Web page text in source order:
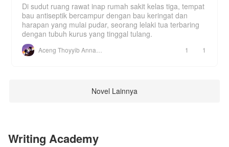
Di sudut ruang rawat inap rumah sakit kelas tiga, tempat
bau antiseptik bercampur dengan bau keringat dan
harapan yang mulai pudar, seorang lelaki tua terbaring
dengan tubuh kurus yang tinggal tulang.
1 1
Novel Lainnya
Writing Academy